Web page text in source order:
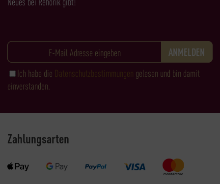
Ich habe die Datenschutzbestimmungen gelesen und bin damit
einverstanden.
Zahlungsarten